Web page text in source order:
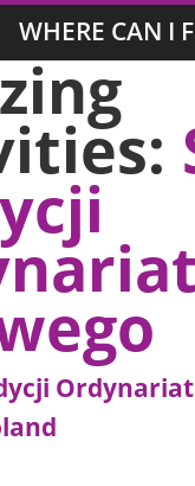
WHERE CAN I